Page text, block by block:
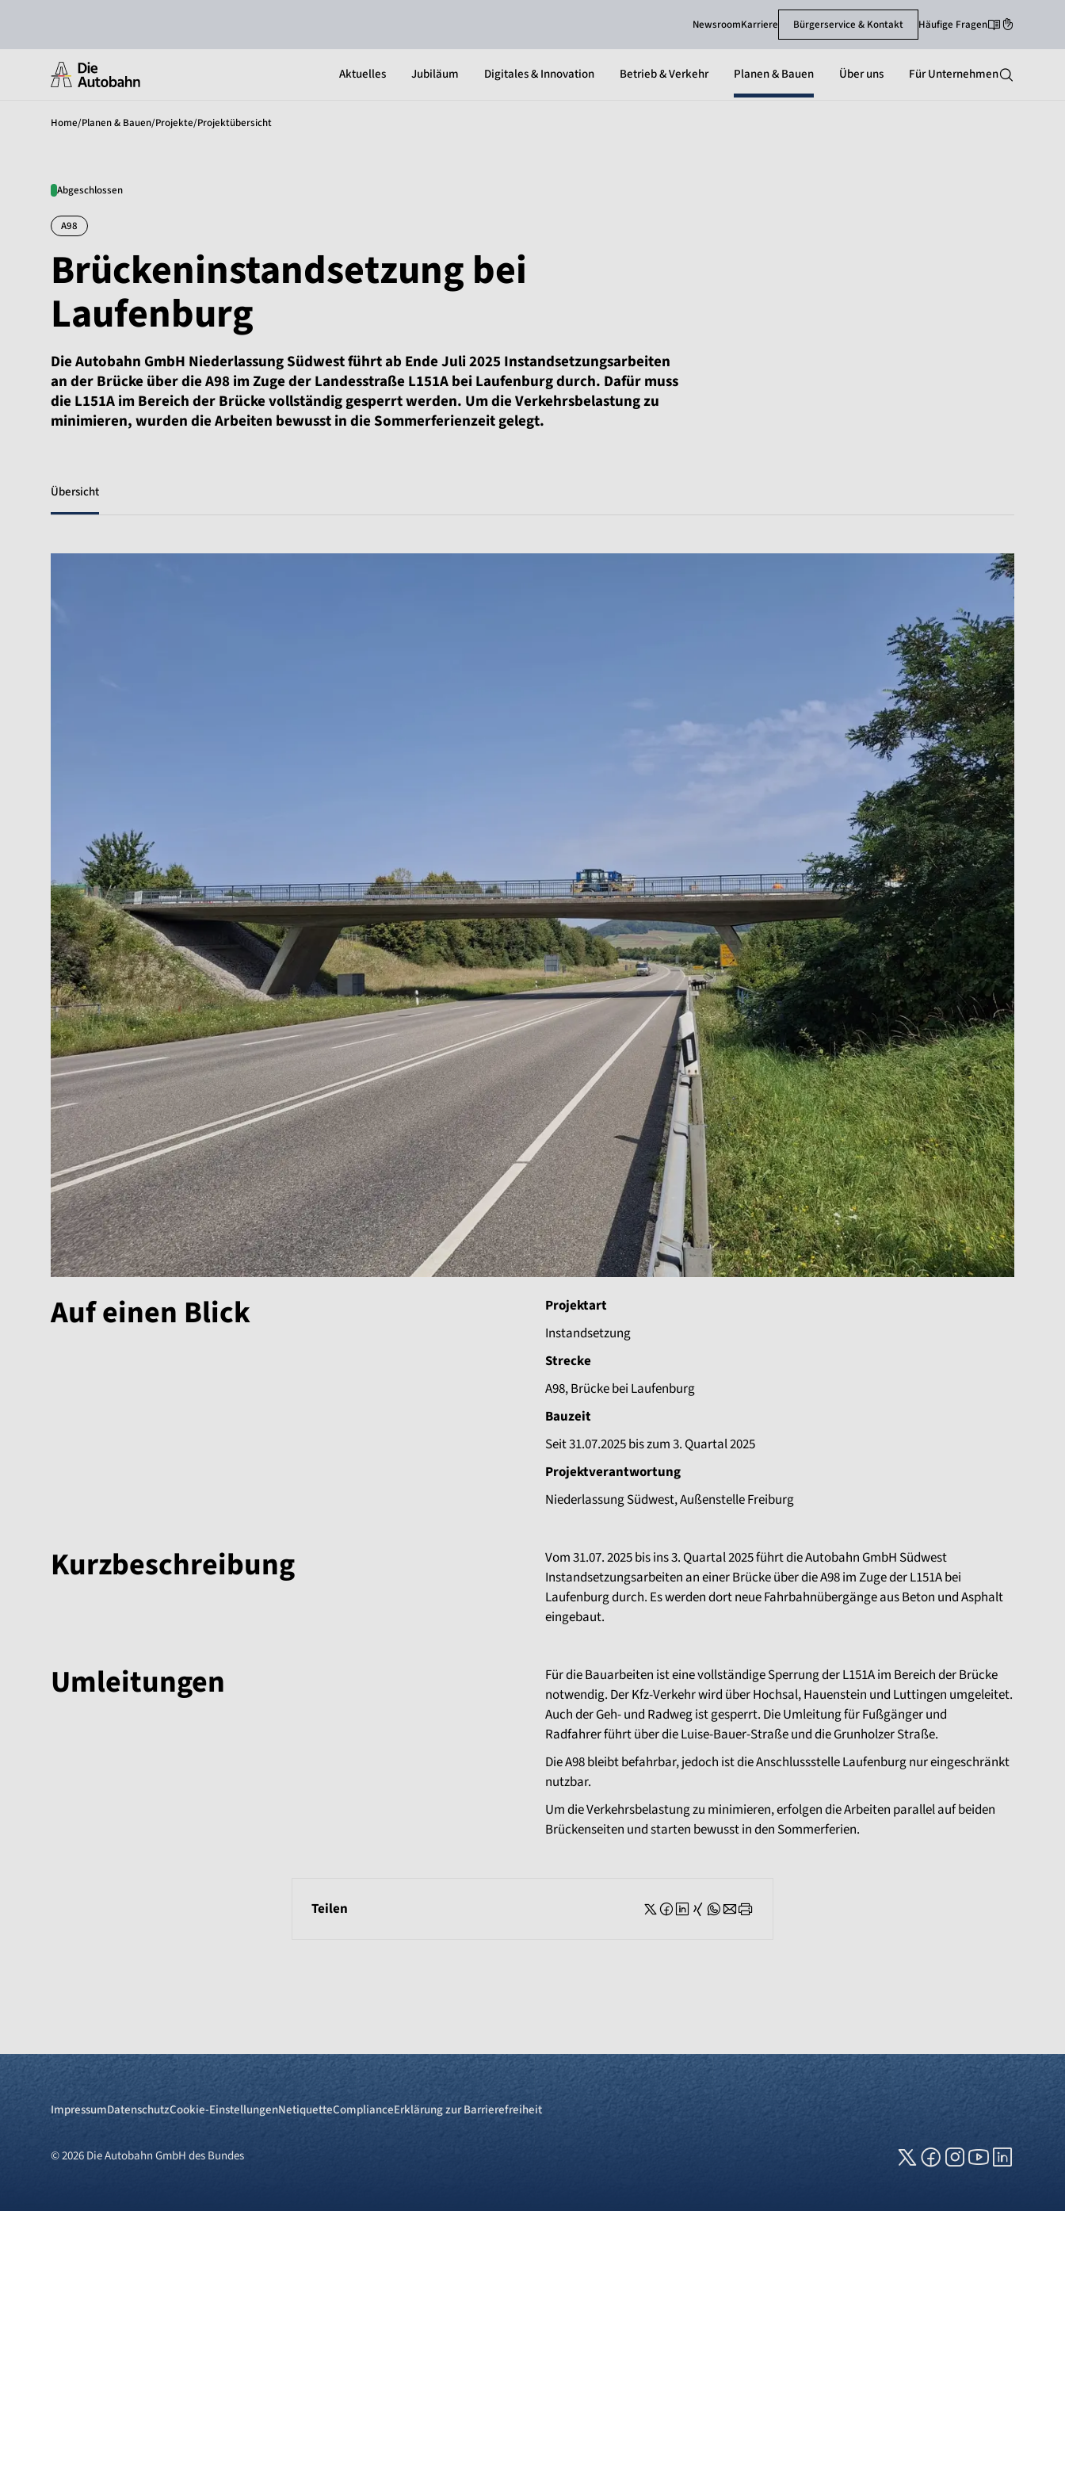
NewsroomKarriere Bürgerservice & Kontakt Häufige FragenLeichte Sprache
Aktuelles Jubiläum Digitales & Innovation Betrieb & Verkehr Planen & Bauen Über uns Für Unternehmen
Home/Planen & Bauen/Projekte/Projektübersicht
Abgeschlossen
A98
Brückeninstandsetzung bei
Laufenburg
Die Autobahn GmbH Niederlassung Südwest führt ab Ende Juli 2025 Instandsetzungsarbeiten
an der Brücke über die A98 im Zuge der Landesstraße L151A bei Laufenburg durch. Dafür muss
die L151A im Bereich der Brücke vollständig gesperrt werden. Um die Verkehrsbelastung zu
minimieren, wurden die Arbeiten bewusst in die Sommerferienzeit gelegt.
Übersicht
Auf einen Blick
Projektart
Instandsetzung
Strecke
A98, Brücke bei Laufenburg
Bauzeit
Seit 31.07.2025 bis zum 3. Quartal 2025
Projektverantwortung
Niederlassung Südwest, Außenstelle Freiburg
Kurzbeschreibung
Vom 31.07. 2025 bis ins 3. Quartal 2025 führt die Autobahn GmbH Südwest
Instandsetzungsarbeiten an einer Brücke über die A98 im Zuge der L151A bei
Laufenburg durch. Es werden dort neue Fahrbahnübergänge aus Beton und Asphalt
eingebaut.
Umleitungen
Für die Bauarbeiten ist eine vollständige Sperrung der L151A im Bereich der Brücke
notwendig. Der Kfz-Verkehr wird über Hochsal, Hauenstein und Luttingen umgeleitet.
Auch der Geh- und Radweg ist gesperrt. Die Umleitung für Fußgänger und
Radfahrer führt über die Luise-Bauer-Straße und die Grunholzer Straße.
Die A98 bleibt befahrbar, jedoch ist die Anschlussstelle Laufenburg nur eingeschränkt
nutzbar.
Um die Verkehrsbelastung zu minimieren, erfolgen die Arbeiten parallel auf beiden
Brückenseiten und starten bewusst in den Sommerferien.
Teilen
ImpressumDatenschutzCookie-EinstellungenNetiquetteComplianceErklärung zur Barrierefreiheit
© 2026 Die Autobahn GmbH des Bundes